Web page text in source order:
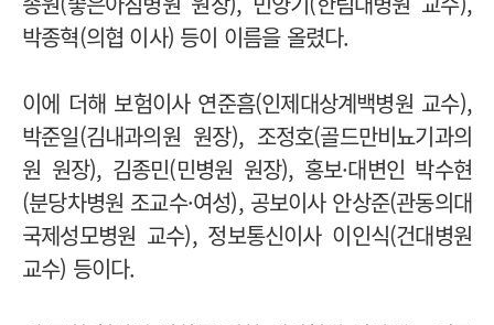
박종혁(의협 이사) 등이 이름을 올렸다.
이에 더해 보험이사 연준흠(인제대상계백병원 교수),
박준일(김내과의원 원장), 조정호(골드만비뇨기과의
원 원장), 김종민(민병원 원장), 홍보·대변인 박수현
(분당차병원 조교수·여성), 공보이사 안상준(관동의대
국제성모병원 교수), 정보통신이사 이인식(건대병원
교수) 등이다.